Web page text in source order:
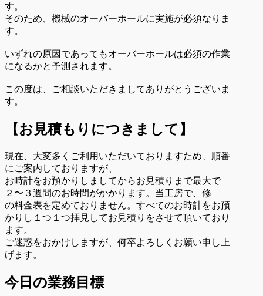
す。
そのため、機械のオーバーホールに実施が必須なりま
す。
いずれの原因であってもオーバーホールは必須の作業
になるかと予測されます。
この度は、ご相談いただきましてありがとうございま
す。
【お見積もりにつきまして】
現在、大変多くご利用いただいておりますため、順番
にご案内しておりますが、
お時計をお預かりしましてからお見積りまで最大で
２〜３週間のお時間がかかります。当工房で、修
の料金表を定めておりません。すべてのお時計をお預
かりし１つ１つ拝見してお見積りをさせて頂いており
ます。
ご迷惑をおかけしますが、何卒よろしくお願い申し上
げます。
今日の業務目標